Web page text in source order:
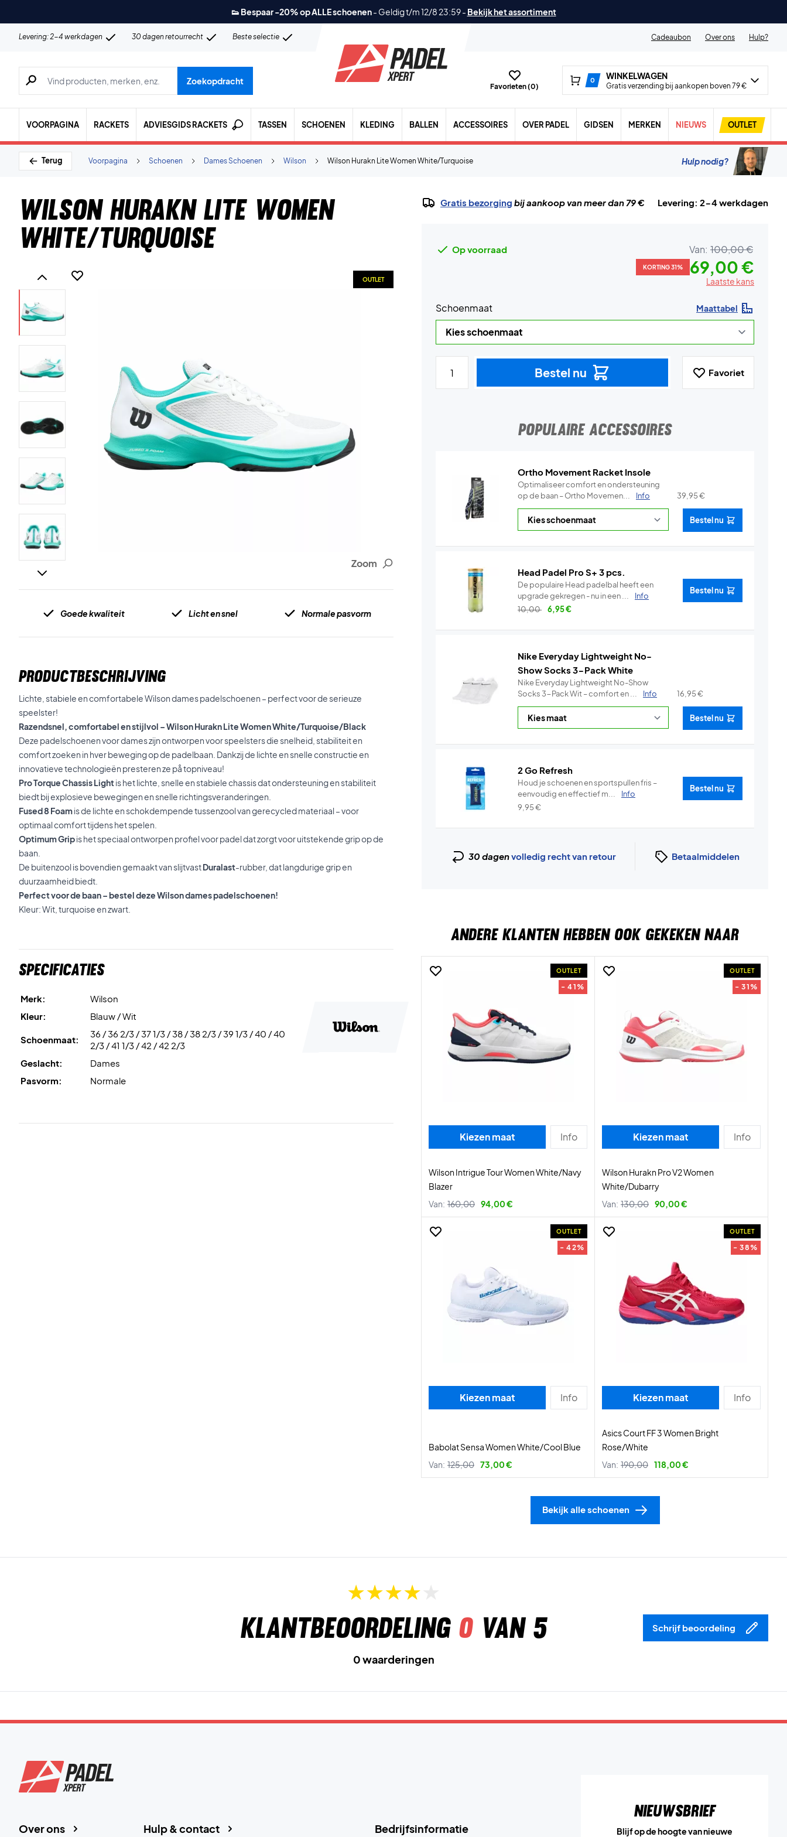
👟 Bespaar -20% op ALLE schoenen- Geldig t/m 12/8 23:59- Bekijk het assortiment
Levering: 2-4 werkdagen 30 dagen retourrecht Beste selectie Cadeaubon Over ons Hulp?
Zoeken naar producten, merken etc.
Zoekopdracht
Favorieten (0)
0 WINKELWAGEN
Gratis verzending bij aankopen boven 79 €
VOORPAGINA RACKETS ADVIESGIDS RACKETS TASSEN SCHOENEN KLEDING BALLEN ACCESSOIRES OVER PADEL GIDSEN MERKEN NIEUWS OUTLET
Terug Wilson Hurakn Lite Women White/Turquoise
Wilson
Dames Schoenen
Schoenen
Voorpagina Hulp nodig?
Wilson Hurakn Lite Women
White/Turquoise
Zoom
OUTLET
Goede kwaliteit Licht en snel Normale pasvorm
PRODUCTBESCHRIJVING
Lichte, stabiele en comfortabele Wilson dames padelschoenen – perfect voor de serieuze
speelster!
Razendsnel, comfortabel en stijlvol – Wilson Hurakn Lite Women White/Turquoise/Black
Deze padelschoenen voor dames zijn ontworpen voor speelsters die snelheid, stabiliteit en
comfort zoeken in hver beweging op de padelbaan. Dankzij de lichte en snelle constructie en
innovatieve technologieën presteren ze på topniveau!
Pro Torque Chassis Lightis het lichte, snelle en stabiele chassis dat ondersteuning en stabiliteit
biedt bij explosieve bewegingen en snelle richtingsveranderingen.
Fused 8 Foamis de lichte en schokdempende tussenzool van gerecycled materiaal – voor
optimaal comfort tijdens het spelen.
Optimum Gripis het speciaal ontworpen profiel voor padel dat zorgt voor uitstekende grip op de
baan.
De buitenzool is bovendien gemaakt van slijtvastDuralast-rubber, dat langdurige grip en
duurzaamheid biedt.
Perfect voor de baan – bestel deze Wilson dames padelschoenen!
Kleur: Wit, turquoise en zwart.
Specificaties
Merk:
Wilson
Kleur:
Blauw / Wit
Schoenmaat:
36 / 36 2/3 / 37 1/3 / 38 / 38 2/3 / 39 1/3 / 40 / 40
2/3 / 41 1/3 / 42 / 42 2/3
Geslacht:
Dames
Pasvorm:
Normale
Gratis bezorging bij aankoop van meer dan 79 € Levering: 2-4 werkdagen
Op voorraad Van: 100,00 €
KORTING 31% 69,00 €
Laatste kans
Schoenmaat Maattabel
Bestel nu Favoriet
POPULAIRE ACCESSOIRES
Ortho Movement Racket Insole
Optimaliseer comfort en ondersteuning
op de baan – Ortho Movemen...
Info 39,95€
Bestel nu
Head Padel Pro S+ 3 pcs.
De populaire Head padelbal heeft een
upgrade gekregen - nu in een ...
Info
10,00
6,95€
Bestel nu
Nike Everyday Lightweight No-
Show Socks 3-Pack White
Nike Everyday Lightweight No-Show
Socks 3-Pack Wit – comfort en ...
Info 16,95€
Bestel nu
2 Go Refresh
Houd je schoenen en sportspullen fris –
eenvoudig en effectief m...
Info
9,95€
Bestel nu
30 dagenvolledig recht van retour Betaalmiddelen
ANDERE KLANTEN HEBBEN OOK GEKEKEN NAAR
OUTLET
- 41%
Kiezen maat Info
Wilson Intrigue Tour Women White/Navy
Blazer
Van: 160,00 94,00 €
OUTLET
- 31%
Kiezen maat Info
Wilson Hurakn Pro V2 Women
White/Dubarry
Van: 130,00 90,00 €
OUTLET
- 42%
Kiezen maat Info
Babolat Sensa Women White/Cool Blue
Van: 125,00 73,00 €
OUTLET
- 38%
Kiezen maat Info
Asics Court FF 3 Women Bright
Rose/White
Van: 190,00 118,00 €
Bekijk alle schoenen
Klantbeoordeling 0van 5 Schrijf beoordeling
0 waarderingen
Bedrijfsinformatie
Hulp & contact
Over ons
Nieuwsbrief
Blijf op de hoogte van nieuwe